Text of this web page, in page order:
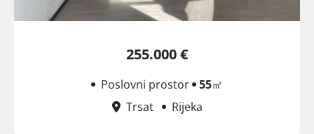
255.000 €
Poslovni prostor 55㎡
Trsat
Rijeka